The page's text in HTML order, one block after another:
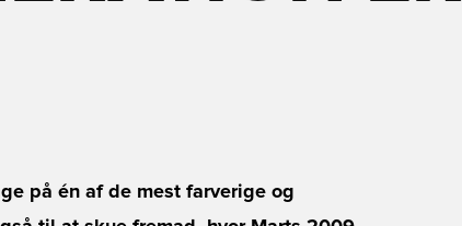
på én af de mest farverige og